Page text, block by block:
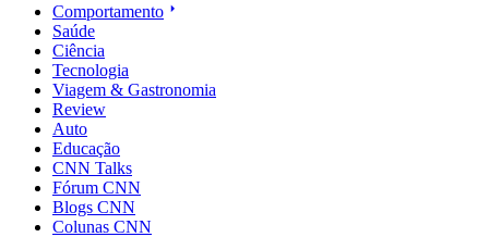
Comportamento
Saúde
Ciência
Tecnologia
Viagem & Gastronomia
Review
Auto
Educação
CNN Talks
Fórum CNN
Blogs CNN
Colunas CNN